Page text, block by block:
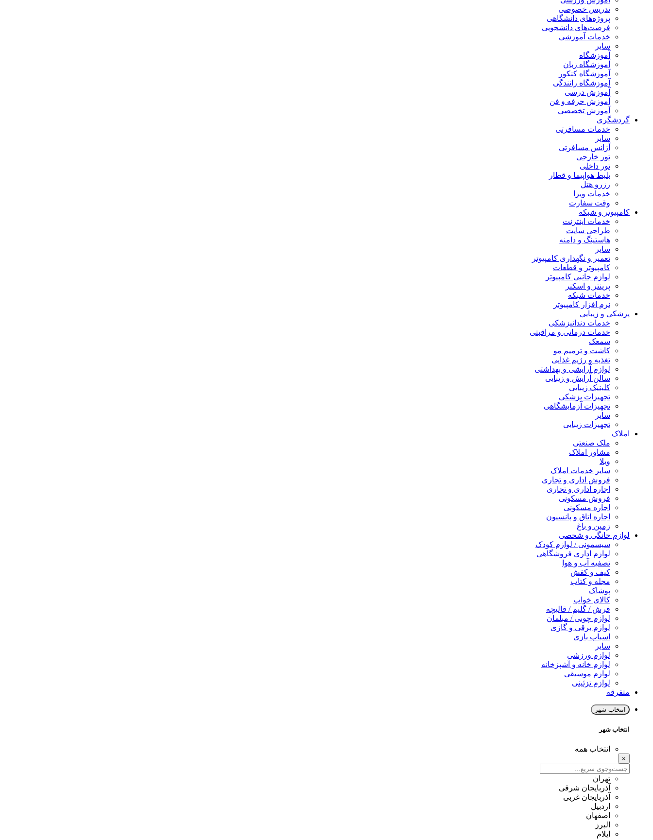
تدریس خصوصی
پروژه‌های دانشگاهی
فرصت‌های دانشجویی
خدمات آموزشی
سایر
آموزشگاه
آموزشگاه زبان
آموزشگاه کنکور
آموزشگاه رانندگی
آموزش درسی
آموزش حرفه و فن
آموزش تخصصی
گردشگری
خدمات مسافرتی
سایر
آژانس مسافرتی
تور خارجی
تور داخلی
بلیط هواپیما و قطار
رزرو هتل
خدمات ویزا
وقت سفارت
کامپیوتر و شبکه
خدمات اینترنت
طراحی سایت
هاستینگ و دامنه
سایر
تعمیر و نگهداری کامپیوتر
کامپیوتر و قطعات
لوازم جانبی کامپیوتر
پرینتر و اسکنر
خدمات شبکه
نرم افزار کامپیوتر
پزشکی و زیبایی
خدمات دندانپزشکی
خدمات درمانی و مراقبتی
سمعک
کاشت و ترمیم مو
تغذیه و رژیم غذایی
لوازم آرایشی و بهداشتی
سالن آرایش و زیبایی
کلینیک زیبایی
تجهیزات پزشکی
تجهیزات آزمایشگاهی
سایر
تجهیزات زیبایی
املاک
ملک صنعتی
مشاور املاک
ویلا
سایر خدمات املاک
فروش اداری و تجاری
اجاره اداری و تجاری
فروش مسکونی
اجاره مسکونی
اجاره اتاق و پانسیون
زمین و باغ
لوازم خانگی و شخصی
سیسمونی / لوازم کودک
لوازم اداری فروشگاهی
تصفیه آب و هوا
کیف و کفش
مجله و کتاب
پوشاک
کالای خواب
فرش / گلیم / قالیچه
لوازم چوبی / مبلمان
لوازم برقی و گازی
اسباب بازی
سایر
لوازم ورزشی
لوازم خانه و آشپزخانه
لوازم موسیقی
لوازم تزئینی
متفرقه
انتخاب شهر
انتخاب شهر
انتخاب همه
×
تهران
آذربایجان شرقی
آذربایجان غربی
اردبیل
اصفهان
البرز
ایلام